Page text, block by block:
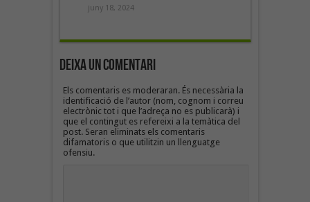
juny 18, 2024
Deixa un Comentari
Els comentaris es moderaran. És necessària la
identificació de l’autor (nom, cognom i correu
electrònic tot i que l’adreça no es publicarà) i
que el contingut es refereixi a la temàtica del
post. Seran eliminats els comentaris
difamatoris o que utilitzin un llenguatge
ofensiu.